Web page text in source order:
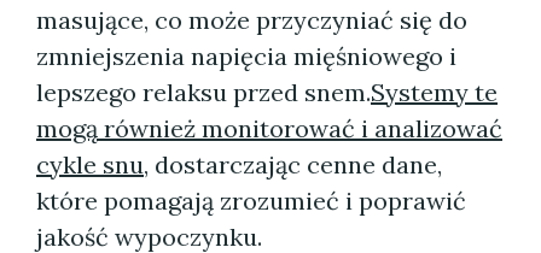
masujące, co może przyczyniać się do
zmniejszenia napięcia mięśniowego i
lepszego relaksu przed snem.Systemy te
mogą również monitorować i analizować
cykle snu, dostarczając cenne dane,
które pomagają zrozumieć i poprawić
jakość wypoczynku.